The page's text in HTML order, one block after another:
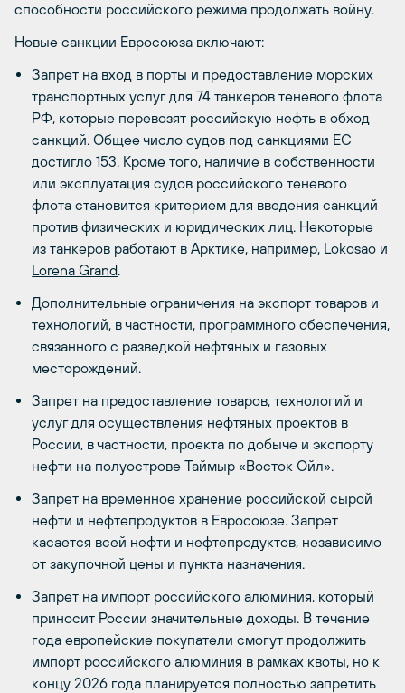
способности российского режима продолжать войну.
Новые санкции Евросоюза включают:
Запрет на вход в порты и предоставление морских
транспортных услуг для 74 танкеров теневого флота
РФ, которые перевозят российскую нефть в обход
санкций. Общее число судов под санкциями ЕС
достигло 153. Кроме того, наличие в собственности
или эксплуатация судов российского теневого
флота становится критерием для введения санкций
против физических и юридических лиц. Некоторые
из танкеров работают в Арктике, например, Lokosao и
Lorena Grand.
Дополнительные ограничения на экспорт товаров и
технологий, в частности, программного обеспечения,
связанного с разведкой нефтяных и газовых
месторождений.
Запрет на предоставление товаров, технологий и
услуг для осуществления нефтяных проектов в
России, в частности, проекта по добыче и экспорту
нефти на полуострове Таймыр «Восток Ойл».
Запрет на временное хранение российской сырой
нефти и нефтепродуктов в Евросоюзе. Запрет
касается всей нефти и нефтепродуктов, независимо
от закупочной цены и пункта назначения.
Запрет на импорт российского алюминия, который
приносит России значительные доходы. В течение
года европейские покупатели смогут продолжить
импорт российского алюминия в рамках квоты, но к
концу 2026 года планируется полностью запретить